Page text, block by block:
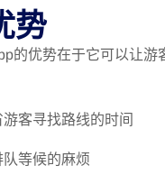
势
的优势在于它可以让游
客寻找路线的时间
等候的麻烦